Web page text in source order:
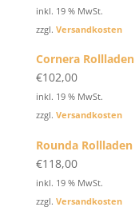
inkl. 19 % MwSt.
zzgl. Versandkosten
Cornera Rollladen
€102,00
inkl. 19 % MwSt.
zzgl. Versandkosten
Rounda Rollladen
€118,00
inkl. 19 % MwSt.
zzgl. Versandkosten